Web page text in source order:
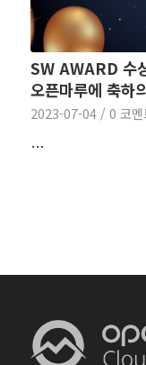
SW AWARD 수
오픈마루에 축하
2023-07-04 / 0 코멘
…